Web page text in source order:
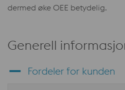
dermed øke OEE betydelig.
Generell
Fordeler for kunden